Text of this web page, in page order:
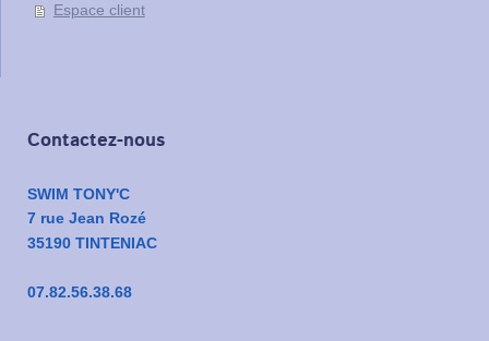
Espace client
Contactez-nous
SWIM TONY'C
7 rue Jean Rozé
35190 TINTENIAC
07.82.56.38.68